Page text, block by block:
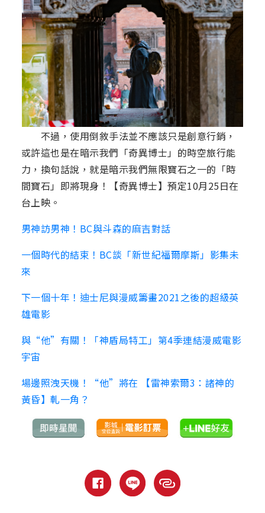
不過，使用倒敘手法並不應該只是創意行銷，
或許這也是在暗示我們「奇異博士」的時空旅行能
力，換句話說，就是暗示我們無限寶石之一的「時
間寶石」即將現身！【奇異博士】預定10月25日在
台上映。
男神訪男神！BC與斗森的麻吉對話
一個時代的結束！BC談「新世紀福爾摩斯」影集未
來
下一個十年！迪士尼與漫威籌畫2021之後的超級英
雄電影
與“他”有關！「神盾局特工」第4季連結漫威電影
宇宙
場邊照洩天機！“他”將在 【雷神索爾3：諸神的
黃昏】軋一角？